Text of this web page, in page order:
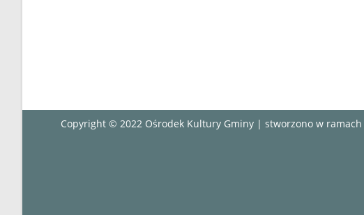
Copyright © 2022 Ośrodek Kultury Gminy | stworzono w ramach